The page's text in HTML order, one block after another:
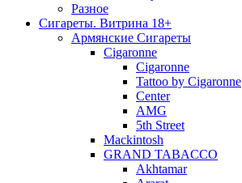
Разное
Сигареты. Витрина 18+
Армянские Сигареты
Cigaronne
Cigaronne
Tattoo by Cigaronne
Center
AMG
5th Street
Mackintosh
GRAND TABACCO
Akhtamar